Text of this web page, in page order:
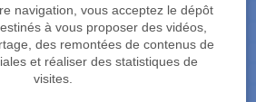
navigation, vous acceptez le dépôt
à vous proposer des vidéos,
des remontées de contenus de
et réaliser des statistiques de
visites.